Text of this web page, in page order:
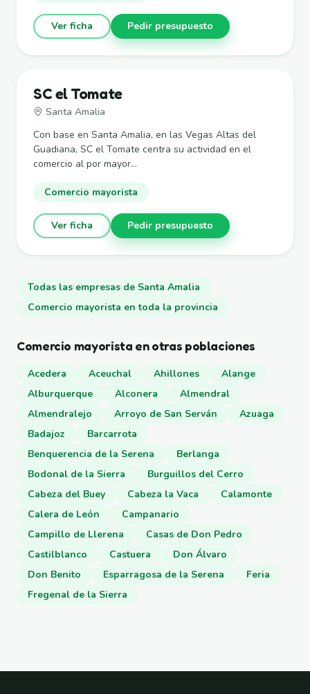
Ver ficha Pedir presupuesto
SC el Tomate
Santa Amalia
Con base en Santa Amalia, en las Vegas Altas del
Guadiana, SC el Tomate centra su actividad en el
comercio al por mayor...
Comercio mayorista
Ver ficha Pedir presupuesto
Todas las empresas de Santa Amalia
Comercio mayorista en toda la provincia
Comercio mayorista en otras poblaciones
Acedera Aceuchal Ahillones
Alange
Alburquerque
Alconera
Almendral
Almendralejo
Arroyo de San Serván
Azuaga
Badajoz
Barcarrota
Benquerencia de la Serena
Berlanga
Bodonal de la Sierra
Burguillos del Cerro
Cabeza del Buey
Cabeza la Vaca
Calamonte
Calera de León
Campanario
Campillo de Llerena
Casas de Don Pedro
Castilblanco
Castuera
Don Álvaro
Don Benito
Esparragosa de la Serena
Feria
Fregenal de la Sierra